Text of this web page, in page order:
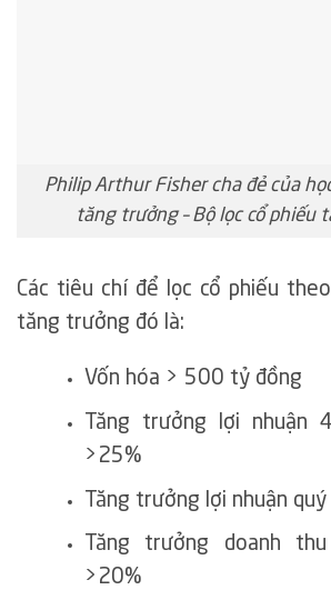
Philip Arthur Fisher cha đẻ của
tăng trưởng – Bộ lọc cổ phiếu
Các tiêu chí để lọc cổ phiếu
tăng trưởng đó là:
Vốn hóa > 500 tỷ đồng
Tăng trưởng lợi nhuận
>25%
Tăng trưởng lợi nhuận
Tăng trưởng doanh
>20%